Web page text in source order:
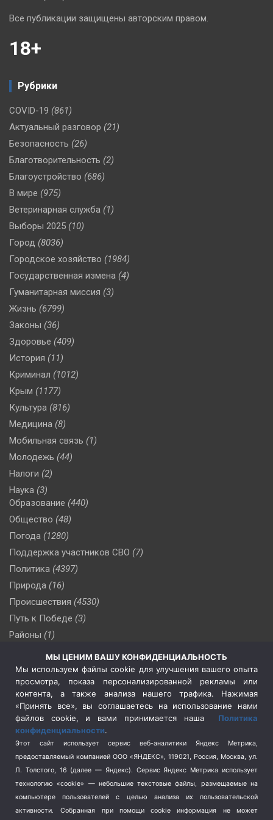
Все публикации защищены авторским правом.
18+
Рубрики
COVID-19 (861)
Актуальный разговор (21)
Безопасность (26)
Благотворительность (2)
Благоустройство (686)
В мире (975)
Ветеринарная служба (1)
Выборы 2025 (10)
Город (8036)
Городское хозяйство (1984)
Государственная измена (4)
Гуманитарная миссия (3)
Жизнь (6799)
Законы (36)
Здоровье (409)
История (11)
Криминал (1012)
Крым (1177)
Культура (816)
Медицина (8)
Мобильная связь (1)
Молодежь (44)
Налоги (2)
Наука (3)
Образование (440)
Общество (48)
Погода (1280)
Поддержка участников СВО (7)
Политика (4397)
Природа (16)
Происшествия (4530)
Путь к Победе (3)
Районы (1)
(510)
Сельское хозяйство (3)
Социальная политика
(3)
Спецоперация в Украине
Спецоперация на Украине
(404)
Спорт (740)
Терроризм (1)
Транспорт (262)
Туризм (178)
Флот (76)
МЫ ЦЕНИМ ВАШУ КОНФИДЕНЦИАЛЬНОСТЬ
Мы используем файлы cookie для улучшения вашего опыта
просмотра, показа персонализированной рекламы или
контента, а также анализа нашего трафика. Нажимая
«Принять все», вы соглашаетесь на использование нами
файлов cookie, и вами принимается наша Политика
конфиденциальности.
Этот сайт использует сервис веб-аналитики Яндекс Метрика,
предоставляемый компанией ООО «ЯНДЕКС», 119021, Россия, Москва, ул.
Л. Толстого, 16 (далее — Яндекс). Сервис Яндекс Метрика использует
технологию «cookie» — небольшие текстовые файлы, размещаемые на
компьютере пользователей с целью анализа их пользовательской
активности.
Собранная при помощи cookie информация не может